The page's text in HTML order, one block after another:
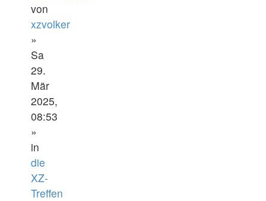
von
xzvolker
»
Sa
29.
Mär
2025,
08:53
»
in
die
XZ-
Treffen